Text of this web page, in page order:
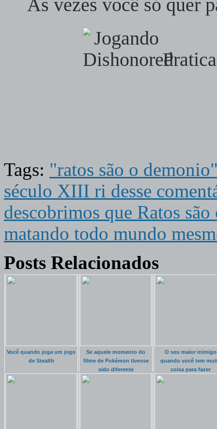
As vezes você só quer
Tags: "ratos são o
século XIII ri desse
descobrimos que Ratos
matando todo mundo
Posts Relacionados
Você quando joga um jogo
de Stealth
Se aquele momento do
filme de Pokémon tivesse
sido diferente
O seu maior inimigo
quando você tem
coisa para fazer